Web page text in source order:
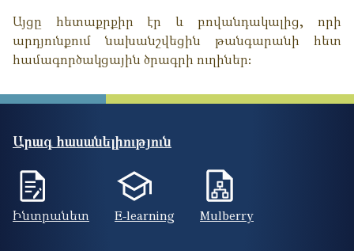
Այցը հետաքրքիր էր և բովանդակալից, որի
արդյունքում նախանշվեցին թանգարանի հետ
համագործակցային ծրագրի ուղիներ:
Արագ հասանելիություն
Ինտրանետ E-learning Mulberry